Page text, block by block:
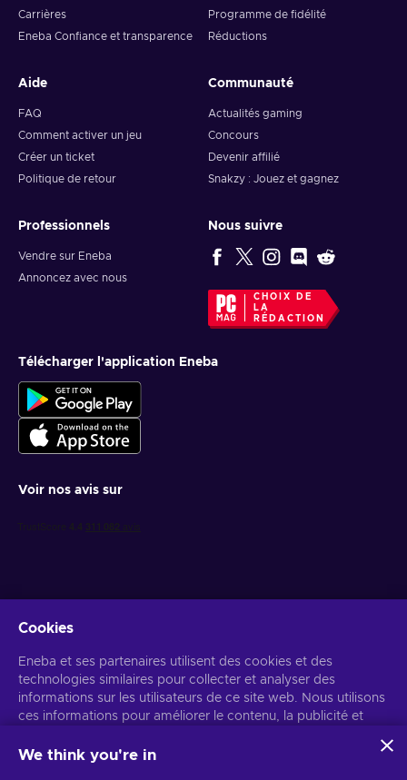
Carrières
Eneba Confiance et transparence
Programme de fidélité
Réductions
Aide
FAQ
Comment activer un jeu
Créer un ticket
Politique de retour
Communauté
Actualités gaming
Concours
Devenir affilié
Snakzy : Jouez et gagnez
Professionnels
Vendre sur Eneba
Annoncez avec nous
Nous suivre
CHOIX DE
LA
RÉDACTION
Télécharger l'application Eneba
Voir nos avis sur
S’abonner
Vous pouvez vous désabonner à tout moment. Consultez l'avis de
Cookies
Eneba et ses partenaires utilisent des cookies et des
technologies similaires pour collecter et analyser des
informations sur les utilisateurs de ce site web. Nous utilisons
ces informations pour améliorer le contenu, la publicité et
également être utilisées pour personnaliser les annonces.
We think you're in